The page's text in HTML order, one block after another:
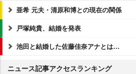
亜希 元夫・清原和博との現在の関係
戸塚純貴、結婚を発表
池田と結婚した佐藤佳奈アナとは…
ニュース記事アクセスランキング